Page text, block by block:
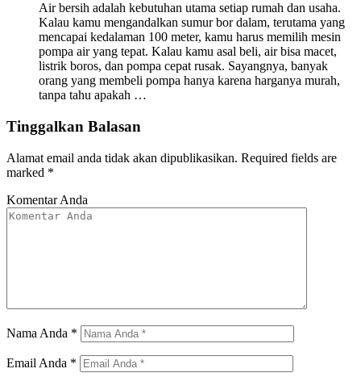
Air bersih adalah kebutuhan utama setiap rumah dan usaha.
Kalau kamu mengandalkan sumur bor dalam, terutama yang
mencapai kedalaman 100 meter, kamu harus memilih mesin
pompa air yang tepat. Kalau kamu asal beli, air bisa macet,
listrik boros, dan pompa cepat rusak. Sayangnya, banyak
orang yang membeli pompa hanya karena harganya murah,
tanpa tahu apakah …
Tinggalkan Balasan
Alamat email anda tidak akan dipublikasikan. Required fields are
marked *
Komentar Anda
Nama Anda *
Email Anda *